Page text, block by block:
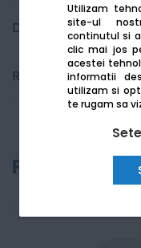
Utilizam
site-ul
continutul si
clic mai jos
acestei
informatii
utilizam si
te rugam sa
Detalii tehnice
Recenzii
Produse